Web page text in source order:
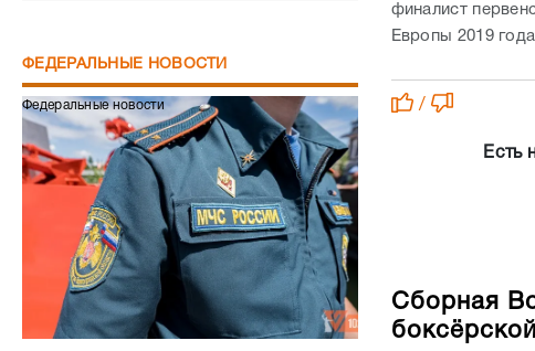
ФЕДЕРАЛЬНЫЕ НОВОСТИ
Федеральные новости
финалист
Европы 2019
/
Есть
Сборная